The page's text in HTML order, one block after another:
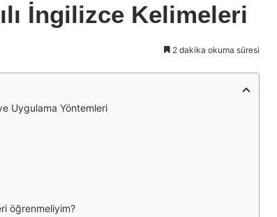
İngilizce Kelimeleri
2 dakika okuma süresi
Uygulama Yöntemleri
öğrenmeliyim?